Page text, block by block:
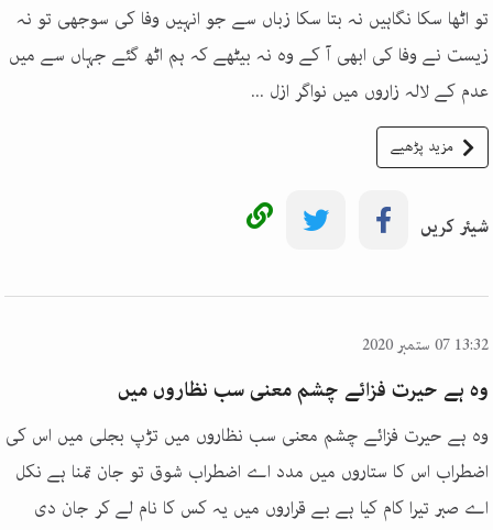
تو اٹھا سکا نگاہیں نہ بتا سکا زباں سے جو انہیں وفا کی سوجھی تو نہ
زیست نے وفا کی ابھی آ کے وہ نہ بیٹھے کہ ہم اٹھ گئے جہاں سے میں
عدم کے لالہ زاروں میں نواگر ازل ...
مزید پڑھیے
شیئر کریں
13:32 07 ستمبر 2020
وہ ہے حیرت فزائے چشم معنی سب نظاروں میں
وہ ہے حیرت فزائے چشم معنی سب نظاروں میں تڑپ بجلی میں اس کی
اضطراب اس کا ستاروں میں مدد اے اضطراب شوق تو جان تمنا ہے نکل
اے صبر تیرا کام کیا ہے بے قراروں میں یہ کس کا نام لے کر جان دی